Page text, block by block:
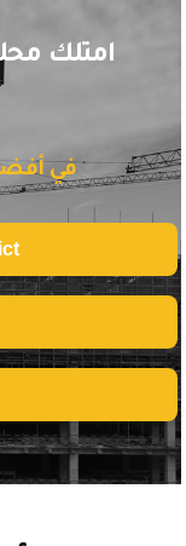
امتلك محلك
في أفضل